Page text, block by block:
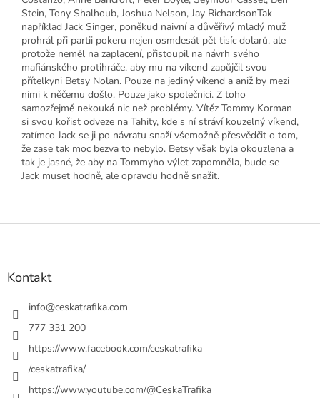
Stein, Tony Shalhoub, Joshua Nelson, Jay RichardsonTak
například Jack Singer, poněkud naivní a důvěřivý mladý muž
prohrál při partii pokeru nejen osmdesát pět tisíc dolarů, ale
protože neměl na zaplacení, přistoupil na návrh svého
mafiánského protihráče, aby mu na víkend zapůjčil svou
přítelkyni Betsy Nolan. Pouze na jediný víkend a aniž by mezi
nimi k něčemu došlo. Pouze jako společnici. Z toho
samozřejmě nekouká nic než problémy. Vítěz Tommy Korman
si svou kořist odveze na Tahity, kde s ní stráví kouzelný víkend,
zatímco Jack se ji po návratu snaží všemožně přesvědčit o tom,
že zase tak moc bezva to nebylo. Betsy však byla okouzlena a
tak je jasné, že aby na Tommyho výlet zapomněla, bude se
Jack muset hodně, ale opravdu hodně snažit.
Z
Kontakt
info@ceskatrafika.com
777 331 200
https://www.facebook.com/ceskatrafika
/ceskatrafika/
https://www.youtube.com/@CeskaTrafika